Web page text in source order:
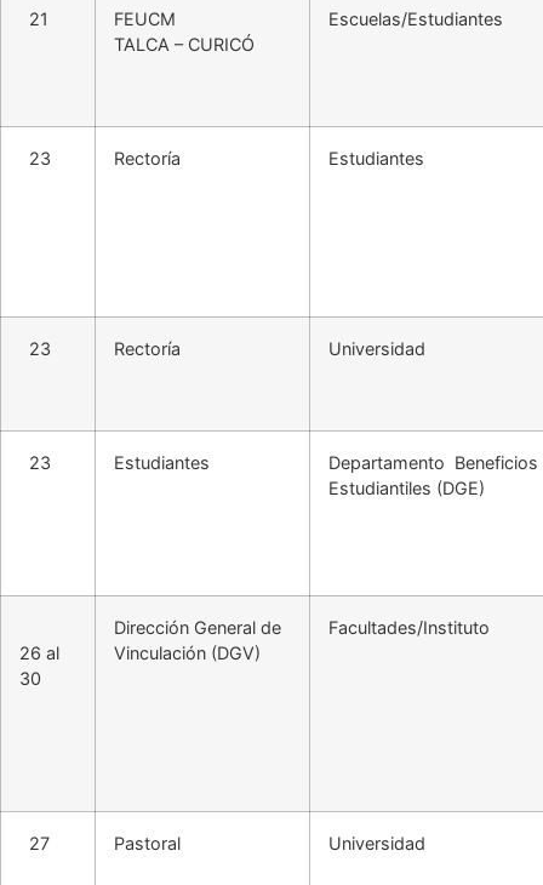
21
FEUCM
TALCA – CURICÓ
Escuelas/Estudiantes
23 Rectoría Estudiantes
23 Rectoría Universidad
23 Estudiantes
Departamento Beneficios
Estudiantiles (DGE)
26 al
30
Dirección General de
Vinculación (DGV)
Facultades/Instituto
27 Pastoral Universidad